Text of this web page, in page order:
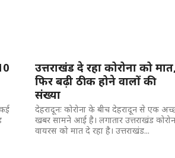
उत्तराखंड दे रहा कोरोना को
फिर बढ़ी ठीक होने वालों की
संख्या
देहरादूनः कोरोना के बीच देहरादून से एक
खबर सामने आई है। लगातार उत्तराखंड
वायरस को मात दे रहा है। उत्तराखंड...